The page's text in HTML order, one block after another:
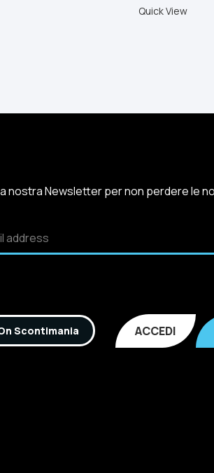
Quick View
nostra Newsletter per non perdere le
Scontimania ACCEDI